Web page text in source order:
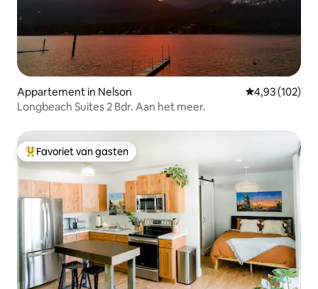
Appartement in Nelson Gemiddelde
4,93 (102)
Longbeach Suites 2 Bdr. Aan het meer.
Topfavoriet van gasten
Favoriet van gasten